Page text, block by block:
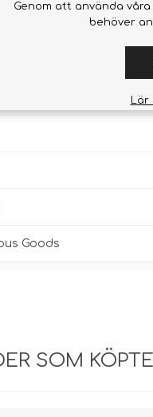
Goods
SOM
Genom att använda
behöver
Lär